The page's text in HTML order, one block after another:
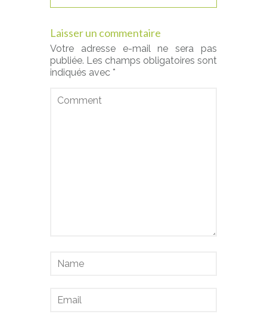
Laisser un commentaire
Votre adresse e-mail ne sera pas
publiée. Les champs obligatoires sont
indiqués avec *